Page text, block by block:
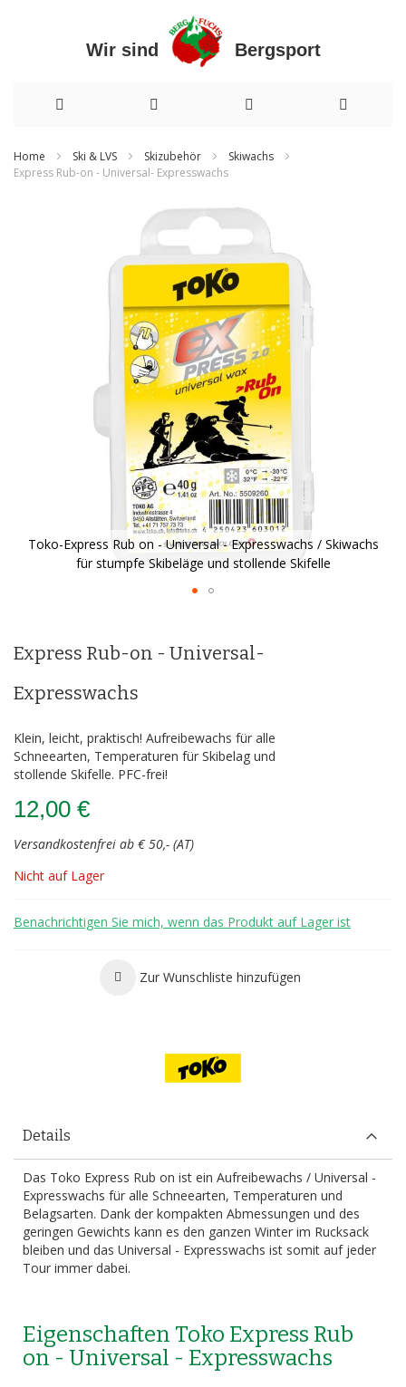
Wir sind Bergsport
zum
Home Ski & LVS Skizubehör
Skiwachs
Express Rub-on - Universal- Expresswachs
Toko-Express Rub on - Universal - Expresswachs / Skiwachs
für stumpfe Skibeläge und stollende Skifelle
der
Bildergalerie
springen
Express Rub-on - Universal-
Expresswachs
Klein, leicht, praktisch! Aufreibewachs für alle
Schneearten, Temperaturen für Skibelag und
stollende Skifelle. PFC-frei!
12,00 €
Versandkostenfrei ab € 50,- (AT)
Nicht auf Lager
Benachrichtigen Sie mich, wenn das Produkt auf Lager ist
Zur Wunschliste hinzufügen
Details
Das Toko Express Rub on ist ein Aufreibewachs / Universal -
Expresswachs für alle Schneearten, Temperaturen und
Belagsarten. Dank der kompakten Abmessungen und des
geringen Gewichts kann es den ganzen Winter im Rucksack
bleiben und das Universal - Expresswachs ist somit auf jeder
Tour immer dabei.
Eigenschaften Toko Express Rub
on - Universal - Expresswachs